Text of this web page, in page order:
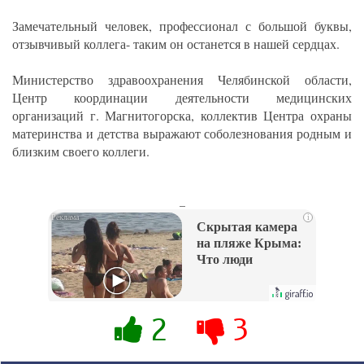
Замечательный человек, профессионал с большой буквы,
отзывчивый коллега- таким он останется в нашей сердцах.
Министерство здравоохранения Челябинской области,
Центр координации деятельности медицинских
организаций г. Магнитогорска, коллектив Центра охраны
материнства и детства выражают соболезнования родным и
близким своего коллеги.
i
Скрытая камера
на пляже Крыма:
Что люди
их не видят...
2 3